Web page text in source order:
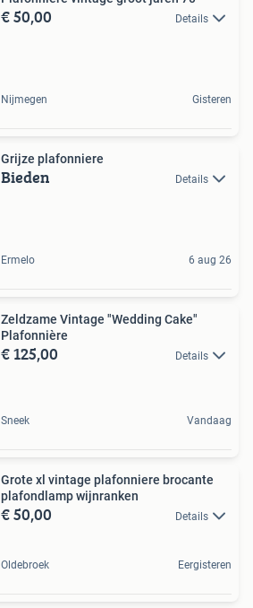
€ 50,00 Details
Nijmegen Gisteren
Grijze plafonniere
Bieden Details
Ermelo 6 aug 26
Zeldzame Vintage "Wedding Cake"
Plafonnière
€ 125,00 Details
Sneek Vandaag
Grote xl vintage plafonniere brocante
plafondlamp wijnranken
€ 50,00 Details
Oldebroek Eergisteren